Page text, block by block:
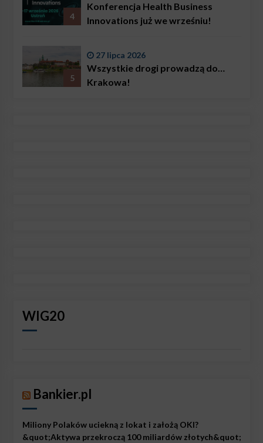
4
Konferencja Health Business
Innovations już we wrześniu!
5
27 lipca 2026
Wszystkie drogi prowadzą do…
Krakowa!
WIG20
Bankier.pl
Miliony Polaków uciekną z lokat i założą OKI?
&quot;Aktywa przekroczą 100 miliardów złotych&quot;